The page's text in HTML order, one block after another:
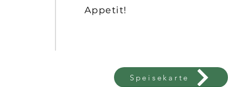
Appetit!
Speisekarte